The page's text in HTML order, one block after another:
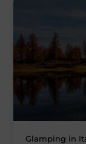
Glamping in